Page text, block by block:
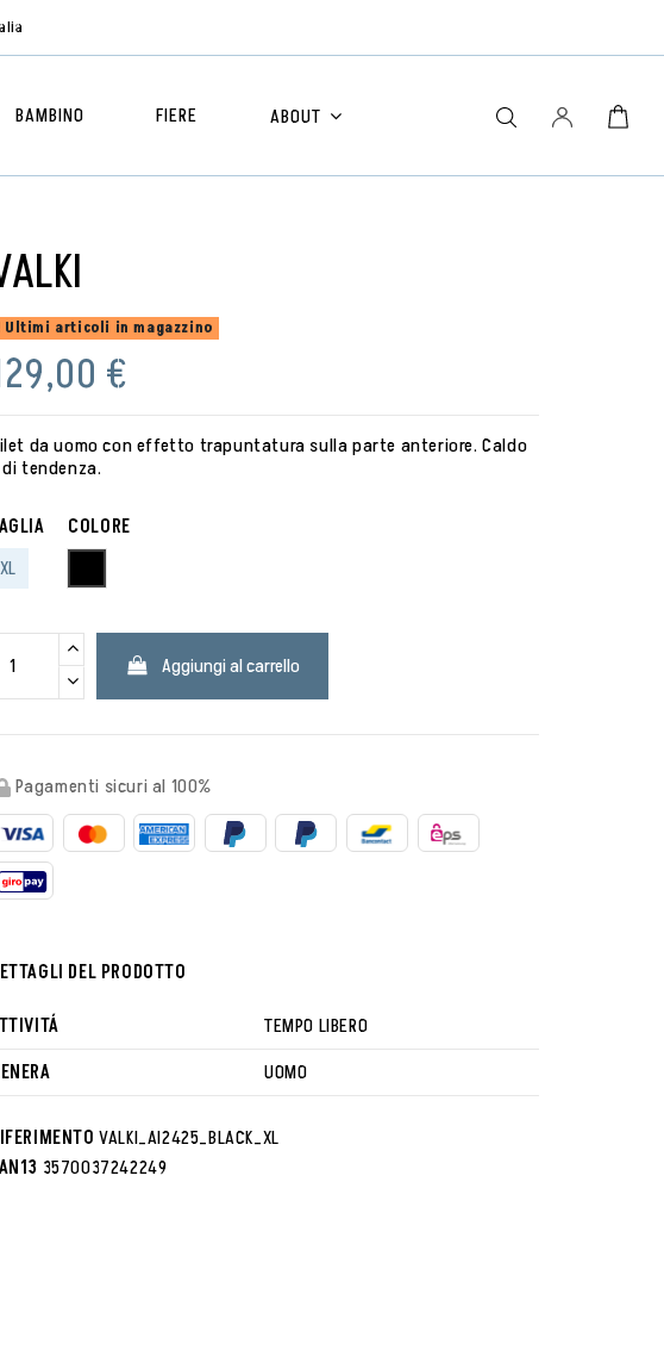
BAMBINO FIERE ABOUT
Ultimi articoli in magazzino
€
da uomo con effetto trapuntatura sulla parte anteriore. Caldo
tendenza.
XL
COLORE
Aggiungi al carrello
Pagamenti sicuri al 100%
DEL PRODOTTO
TEMPO LIBERO
UOMO
VALKI_AI2425_BLACK_XL
3570037242249